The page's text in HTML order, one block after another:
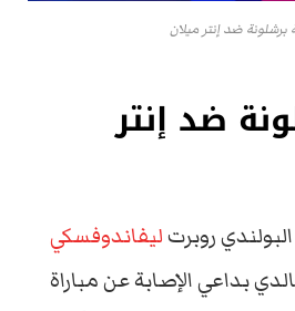
برشلونة ضد إنتر ميلان
ضد إنتر
روبرتليفاندوفسكي
بداعي الإصابة عن مباراة